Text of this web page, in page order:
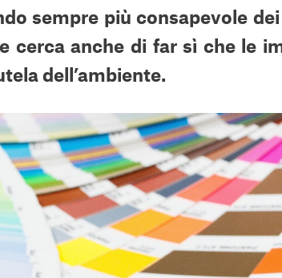
sempre più consapevole
cerca anche di far sì che le
dell’ambiente.